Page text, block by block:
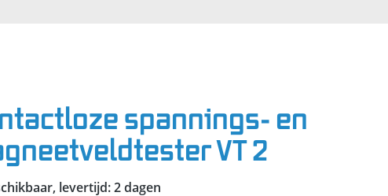
spannings- en
VT 2
levertijd: 2 dagen